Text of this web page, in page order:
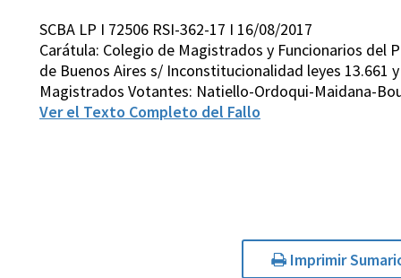
SCBA LP I 72506 RSI-362-17 I 16/08/2017
Carátula: Colegio de Magistrados y Funcionarios del
de Buenos Aires s/ Inconstitucionalidad leyes 13.661
Magistrados Votantes: Natiello-Ordoqui-Maidana-
Ver el Texto Completo del Fallo
Imprimir